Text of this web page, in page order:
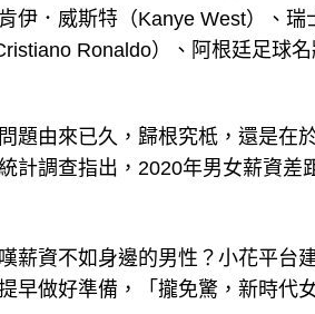
伊．威斯特（Kanye West）、
Ronaldo）、阿根廷足球
題由來已久，歸根究柢，還是在
計調查指出，2020年男女薪資
薪資不如身邊的男性？小花平台
早做好準備，「攏免驚，新時代